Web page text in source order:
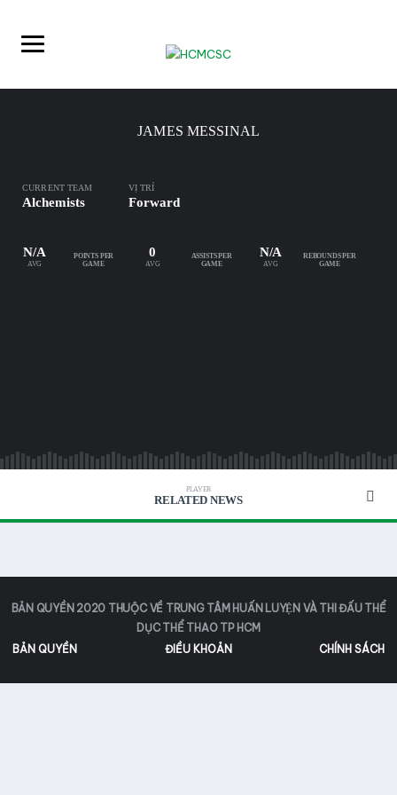
JAMES MESSINAL
CURRENT TEAM
Alchemists
VỊ TRÍ
Forward
N/A
AVG
POINTS PER
GAME
0
AVG
ASSISTS PER
GAME
N/A
AVG
REBOUNDS PER
GAME
PLAYER
RELATED NEWS
BẢN QUYỀN 2020 THUỘC VỀ TRUNG TÂM HUẤN LUYỆN VÀ THI ĐẤU THỂ
DỤC THỂ THAO TP HCM
BẢN QUYỀN
ĐIỀU KHOẢN CHÍNH SÁCH